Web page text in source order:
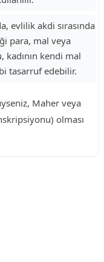
evlilik akdi sırasında
para, mal veya
kendi mal
tasarruf edebilir.
Maher veya
olması